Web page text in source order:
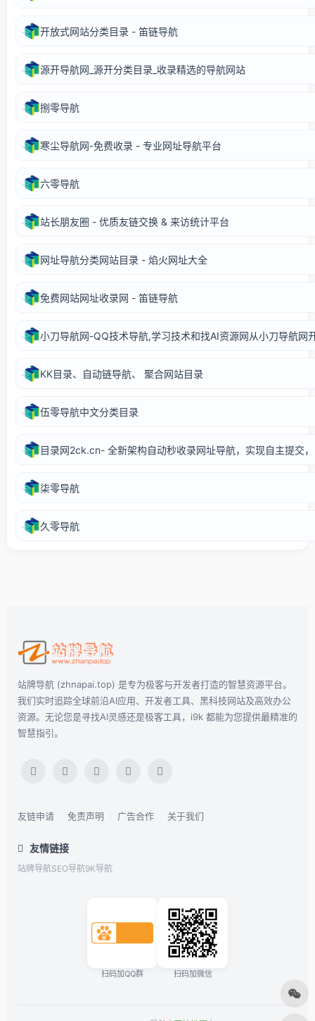
开放式网站分类目录 - 笛链导航
源开导航网_源开分类目录_收录精选的导航网站
捌零导航
寒尘导航网-免费收录 - 专业网址导航平台
六零导航
站长朋友圈 - 优质友链交换 & 来访统计平台
网址导航分类网站目录 - 焰火网址大全
免费网站网址收录网 - 笛链导航
小刀导航网-QQ技术导航,学习技术和找AI资源网从小刀导航网
KK目录、自动链导航、 聚合网站目录
伍零导航中文分类目录
目录网2ck.cn- 全新架构自动秒收录网址导航，实现自主提交
柒零导航
久零导航
站牌导航 (zhnapai.top) 是专为极客与开发者打造的智慧资源平台。
我们实时追踪全球前沿AI应用、开发者工具、黑科技网站及高效办公
资源。无论您是寻找AI灵感还是极客工具，i9k 都能为您提供最精准的
智慧指引。
友链申请 · 免责声明 · 广告合作 · 关于我们
友情链接
站牌导航SEO导航9K导航
扫码加QQ群 扫码加微信